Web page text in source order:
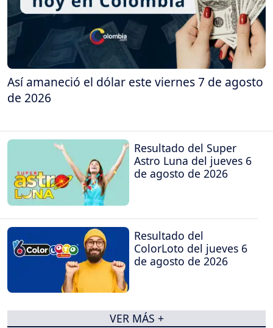
Así amaneció el dólar este viernes 7 de agosto
de 2026
Resultado del Super
Astro Luna del jueves 6
de agosto de 2026
Resultado del
ColorLoto del jueves 6
de agosto de 2026
VER MÁS +